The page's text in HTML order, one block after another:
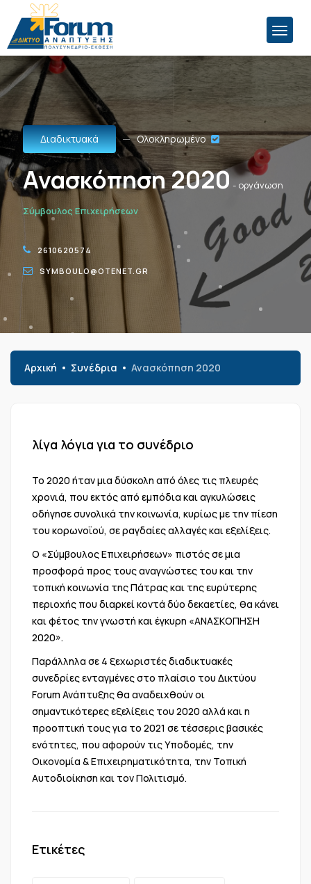
Διαδικτυακά Ολοκληρωμένο
Ανασκόπηση 2020- οργάνωση
Σύμβουλος Επιχειρήσεων
2610620574
SYMBOULO@OTENET.GR
Αρχική Συνέδρια Ανασκόπηση 2020
λίγα λόγια για το συνέδριο
Το 2020 ήταν μια δύσκολη από όλες τις πλευρές
χρονιά, που εκτός από εμπόδια και αγκυλώσεις
οδήγησε συνολικά την κοινωνία, κυρίως με την πίεση
του κορωνοϊού, σε ραγδαίες αλλαγές και εξελίξεις.
Ο «Σύμβουλος Επιχειρήσεων» πιστός σε μια
προσφορά προς τους αναγνώστες του και την
τοπική κοινωνία της Πάτρας και της ευρύτερης
περιοχής που διαρκεί κοντά δύο δεκαετίες, θα κάνει
και φέτος την γνωστή και έγκυρη «ΑΝΑΣΚΟΠΗΣΗ
2020».
Παράλληλα σε 4 ξεχωριστές διαδικτυακές
συνεδρίες ενταγμένες στο πλαίσιο του Δικτύου
Forum Ανάπτυξης θα αναδειχθούν οι
σημαντικότερες εξελίξεις του 2020 αλλά και η
προοπτική τους για το 2021 σε τέσσερις βασικές
ενότητες, που αφορούν τις Υποδομές, την
Οικονομία & Επιχειρηματικότητα, την Τοπική
Αυτοδιοίκηση και τον Πολιτισμό.
Ετικέτες